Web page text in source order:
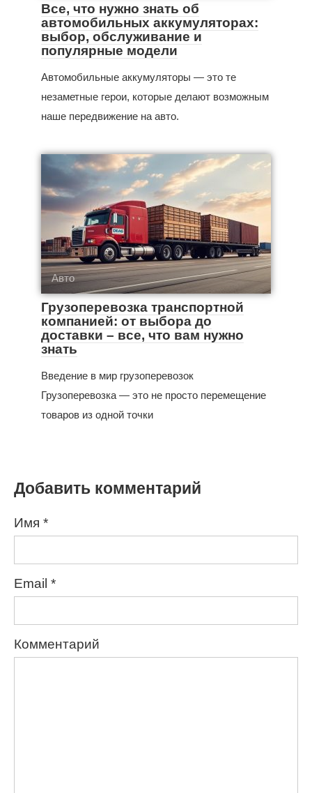
Все, что нужно знать об
автомобильных аккумуляторах:
выбор, обслуживание и
популярные модели
Автомобильные аккумуляторы — это те
незаметные герои, которые делают возможным
наше передвижение на авто.
Авто
Грузоперевозка транспортной
компанией: от выбора до
доставки – все, что вам нужно
знать
Введение в мир грузоперевозок
Грузоперевозка — это не просто перемещение
товаров из одной точки
Добавить комментарий
Имя *
Email *
Комментарий